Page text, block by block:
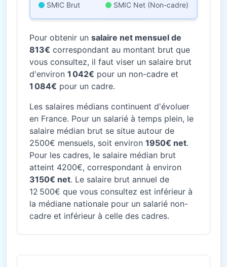
SMIC Brut SMIC Net (Non-cadre)
Pour obtenir un salaire net mensuel de
813€ correspondant au montant brut que
vous consultez, il faut viser un salaire brut
d'environ 1 042€ pour un non-cadre et
1 084€ pour un cadre.
Les salaires médians continuent d'évoluer
en France. Pour un salarié à temps plein, le
salaire médian brut se situe autour de
2500€ mensuels, soit environ 1950€ net.
Pour les cadres, le salaire médian brut
atteint 4200€, correspondant à environ
3150€ net. Le salaire brut annuel de
12 500€ que vous consultez est inférieur à
la médiane nationale pour un salarié non-
cadre et inférieur à celle des cadres.